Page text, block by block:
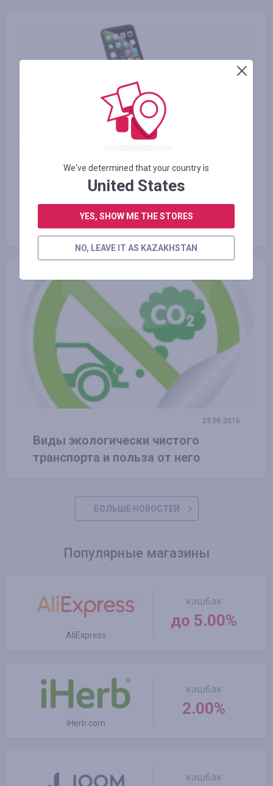
25.12.2019
Рейтинг лучших смартфонов 2020
года в соотношении цена -
качество
23.06.2016
Виды экологически чистого
транспорта и польза от него
БОЛЬШЕ НОВОСТЕЙ
Популярные магазины
AliExpress
кэшбэк
до 5.00%
iHerb.com
кэшбэк
2.00%
кэшбэк
We've determined that your country is
United States
YES, SHOW ME THE STORES
NO, LEAVE IT AS KAZAKHSTAN